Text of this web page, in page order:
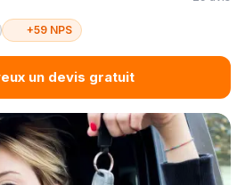
+59 NPS
un devis gratuit